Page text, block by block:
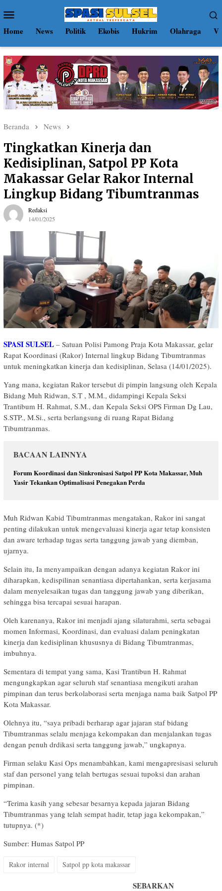
ke
kontenMobile
Home News Politik Ekobis Hukrim Olahraga
Beranda News
Tingkatkan Kinerja dan
Kedisiplinan, Satpol PP Kota
Makassar Gelar Rakor Internal
Lingkup Bidang Tibumtranmas
Redaksi
14/01/2025
SPASI SULSEL – Satuan Polisi Pamong Praja Kota Makassar, gelar
Rapat Koordinasi (Rakor) Internal lingkup Bidang Tibumtranmas
untuk meningkatkan kinerja dan kedisiplinan, Selasa (14/01/2025).
Yang mana, kegiatan Rakor tersebut di pimpin langsung oleh Kepala
Bidang Muh Ridwan, S.T , M.M., didampingi Kepala Seksi
Trantibum H. Rahmat, S.M., dan Kepala Seksi OPS Firman Dg Lau,
S.STP., M.Si., serta berlangsung di ruang Rapat Bidang
Tibumtranmas.
BACAAN LAINNYA
Forum Koordinasi dan Sinkronisasi Satpol PP Kota Makassar, Muh
Yasir Tekankan Optimalisasi Penegakan Perda
Muh Ridwan Kabid Tibumtranmas mengatakan, Rakor ini sangat
penting dilakukan untuk mengevaluasi kinerja agar tetap konsisten
dan aware terhadap tugas serta tanggung jawab yang diemban,
ujarnya.
Selain itu, Ia menyampaikan dengan adanya kegiatan Rakor ini
diharapkan, kedispilinan senantiasa dipertahankan, serta kerjasama
dalam menyelesaikan tugas dan tanggung jawab yang diberikan,
sehingga bisa tercapai sesuai harapan.
Oleh karenanya, Rakor ini menjadi ajang silaturahmi, serta sebagai
momen Informasi, Koordinasi, dan evaluasi dalam peningkatan
kinerja dan kedisiplinan khususnya di Bidang Tibumtranmas,
imbuhnya.
Sementara di tempat yang sama, Kasi Trantibun H. Rahmat
mengungkapkan agar seluruh staf senantiasa mengikuti arahan
pimpinan dan terus berkolaborasi serta menjaga nama baik Satpol PP
Kota Makassar.
Olehnya itu, “saya pribadi berharap agar jajaran staf bidang
Tibumtranmas selalu menjaga kekompakan dan menjalankan tugas
dengan penuh drdikasi serta tanggung jawab,” ungkapnya.
Firman selaku Kasi Ops menambahkan, kami mengapresisasi seluruh
staf dan personel yang telah bertugas sesuai tupoksi dan arahan
pimpinan.
“Terima kasih yang sebesar besarnya kepada jajaran Bidang
Tibumtranmas yang telah sempat hadir, tetap jaga kekompakan,”
tutupnya. (*)
Sumber: Humas Satpol PP
Rakor internal Satpol pp kota makassar
SEBARKAN